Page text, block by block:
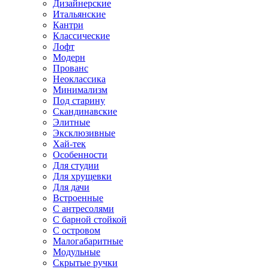
Дизайнерские
Итальянские
Кантри
Классические
Лофт
Модерн
Прованс
Неоклассика
Минимализм
Под старину
Скандинавские
Элитные
Эксклюзивные
Хай-тек
Особенности
Для студии
Для хрущевки
Для дачи
Встроенные
С антресолями
С барной стойкой
С островом
Малогабаритные
Модульные
Скрытые ручки